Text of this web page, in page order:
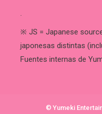
.
※ JS = Japanese
japonesas distintas
Fuentes internas de
© Yumeki